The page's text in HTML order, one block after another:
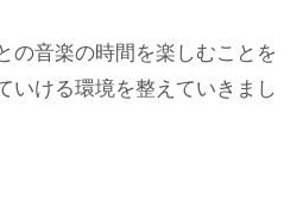
の音楽の時間を楽しむことを
いける環境を整えていきまし